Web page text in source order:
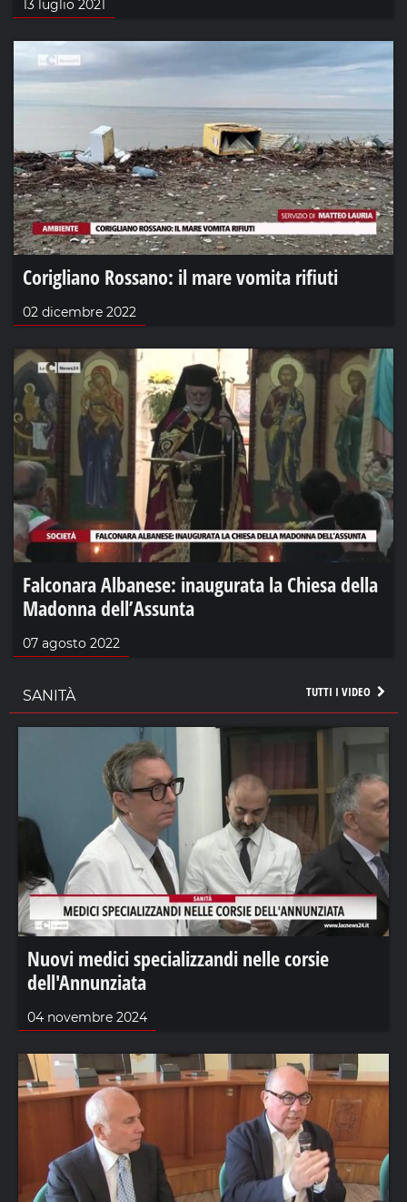
13 luglio 2021
Corigliano Rossano: il mare vomita rifiuti
02 dicembre 2022
Falconara Albanese: inaugurata la Chiesa della
Madonna dell’Assunta
07 agosto 2022
TUTTI I VIDEO
SANITÀ
Nuovi medici specializzandi nelle corsie
dell'Annunziata
04 novembre 2024